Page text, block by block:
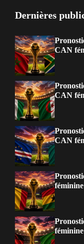
Dernières
CAN
CAN
CAN